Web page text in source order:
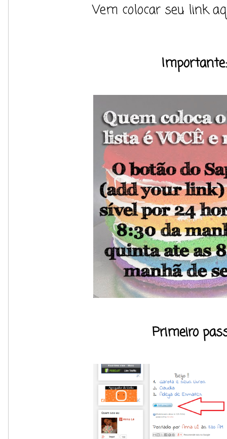
Vem colocar seu link
Importante:
Primeiro